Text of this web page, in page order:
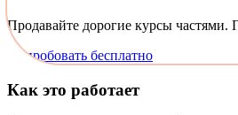
Продавайте дорогие курсы частями.
Попробовать бесплатно
Как это работает